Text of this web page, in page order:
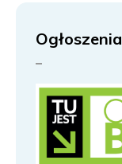
Ogłoszenia